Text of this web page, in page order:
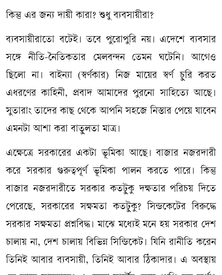
কিন্তু এর জন্য দায়ী কারা? শুধু ব্যবসায়ীরা?
ব্যবসায়ীরাতো বটেই। তবে পুরোপুরি নয়। এদেশে ব্যবসার
সঙ্গে নীতি-নৈতিকতার মেলবন্দন তেমন ঘটেনি। আগেও
ছিলো না। বাইন্যা (স্বর্ণকার) নিজ মায়ের স্বর্ণ চুরি করত
এধরণের কাহিনী, প্রবাদ আমাদের পুরনো সাহিত্যে আছে।
সুতারাং তাদের কাছ থেকে আপনি সহজে নিস্তার পেয়ে যাবেন
এমনটা আশা করা বাতুলতা মাত্র।
এক্ষেত্রে সরকারের একটা ভূমিকা আছে। বাজার নজরদারী
করে সরকার গুরুত্বপূর্ণ ভূমিকা পালন করতে পারে। কিন্তু
বাজার নজরদারীতে সরকার কতটুকু দক্ষতার পরিচয় দিতে
পেরেছে, সরকারের সক্ষমতা কতটুকু? সিন্ডকেটের বিরুদ্ধে
সরকার সক্ষমতা প্রশ্নবিদ্ধ। মাঝে মধ্যেই মনে হয় সরকার দেশ
চালায় না, দেশ চালায় বিভিন্ন সিন্ডিকেট। যিনি রানীতি করেন
তিনিই আবার ব্যবসায়ী, তিনিই আবার ঠিকাদার। এ অবস্থায়